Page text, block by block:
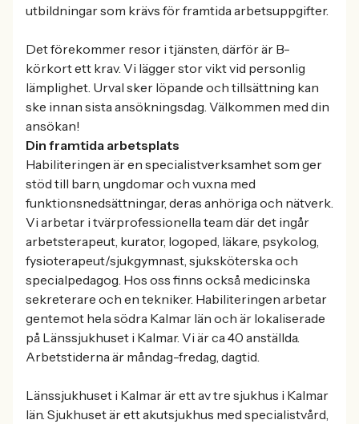
utbildningar som krävs för framtida arbetsuppgifter.
Det förekommer resor i tjänsten, därför är B-
körkort ett krav. Vi lägger stor vikt vid personlig
lämplighet. Urval sker löpande och tillsättning kan
ske innan sista ansökningsdag. Välkommen med din
ansökan!
Din framtida arbetsplats
Habiliteringen är en specialistverksamhet som ger
stöd till barn, ungdomar och vuxna med
funktionsnedsättningar, deras anhöriga och nätverk.
Vi arbetar i tvärprofessionella team där det ingår
arbetsterapeut, kurator, logoped, läkare, psykolog,
fysioterapeut/sjukgymnast, sjuksköterska och
specialpedagog. Hos oss finns också medicinska
sekreterare och en tekniker. Habiliteringen arbetar
gentemot hela södra Kalmar län och är lokaliserade
på Länssjukhuset i Kalmar. Vi är ca 40 anställda.
Arbetstiderna är måndag-fredag, dagtid.
Länssjukhuset i Kalmar är ett av tre sjukhus i Kalmar
län. Sjukhuset är ett akutsjukhus med specialistvård,